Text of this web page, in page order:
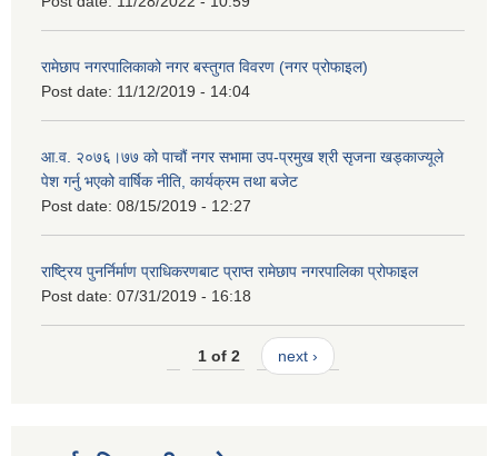
रामेछाप नगरपालिकाको नगर बस्तुगत विवरण (नगर प्रोफाइल)
Post date: 11/12/2019 - 14:04
आ.व. २०७६।७७ को पाचौं नगर सभामा उप-प्रमुख श्री सृजना खड्काज्यूले
पेश गर्नु भएको वार्षिक नीति, कार्यक्रम तथा बजेट
Post date: 08/15/2019 - 12:27
राष्ट्रिय पुनर्निर्माण प्राधिकरणबाट प्राप्त रामेछाप नगरपालिका प्रोफाइल
Post date: 07/31/2019 - 16:18
1 of 2 next ›